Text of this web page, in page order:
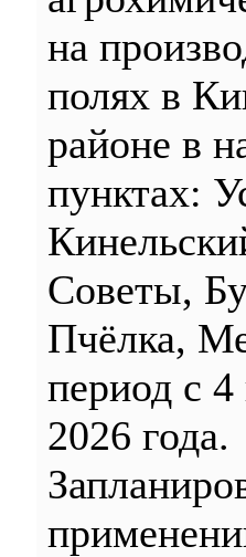
на
полях в
районе в
пунктах:
Советы,
Пчёлка,
период с 4
2026 года.